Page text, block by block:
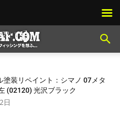
塗装リペイント：シマノ 07メタ
(02120) 光沢ブラック
日